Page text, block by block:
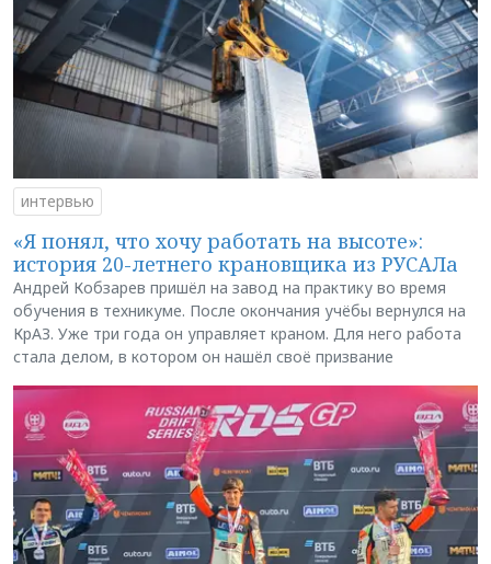
интервью
«Я понял, что хочу работать на высоте»:
история 20-летнего крановщика из РУСАЛа
Андрей Кобзарев пришёл на завод на практику во время
обучения в техникуме. После окончания учёбы вернулся на
КрАЗ. Уже три года он управляет краном. Для него работа
стала делом, в котором он нашёл своё призвание